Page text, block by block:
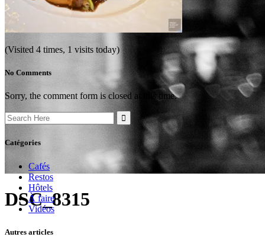
DSC_8315
(Visited 4 times, 1 visits today)
No Comments
Sorry, the comment form is closed at this time.
Search
for:
Catégories
Cafés
Restos
Hôtels
À faire
Vidéos
Autres articles